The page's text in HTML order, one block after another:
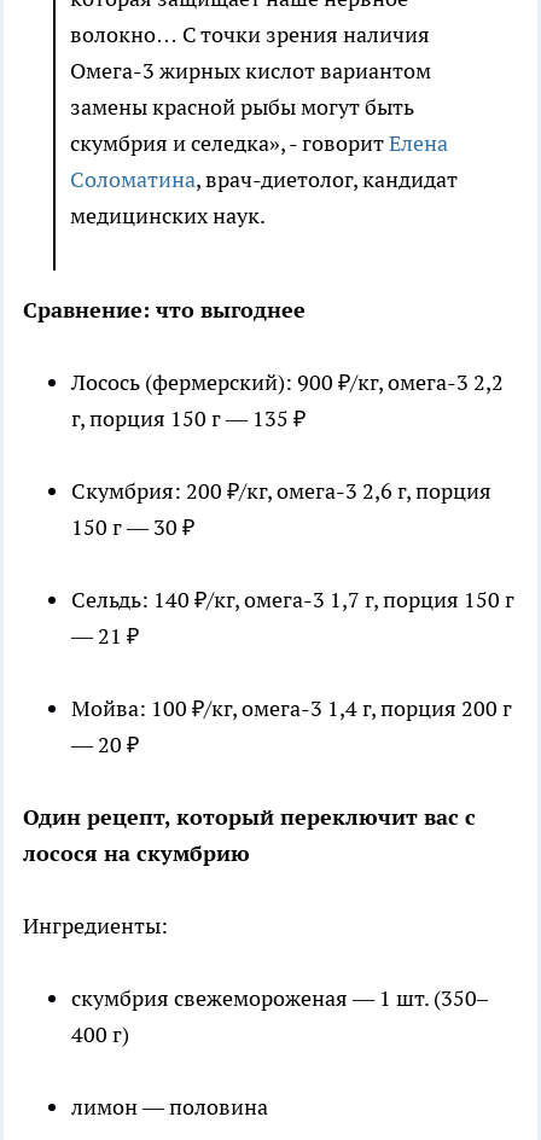
волокно… С точки зрения наличия
Омега-3 жирных кислот вариантом
замены красной рыбы могут быть
скумбрия и селедка», - говоритЕлена
Соломатина, врач-диетолог, кандидат
медицинских наук.
Сравнение: что выгоднее
Лосось (фермерский): 900 ₽/кг, омега-3 2,2
г, порция 150 г — 135 ₽
Скумбрия: 200 ₽/кг, омега-3 2,6 г, порция
150 г — 30 ₽
Сельдь: 140 ₽/кг, омега-3 1,7 г, порция 150 г
— 21 ₽
Мойва: 100 ₽/кг, омега-3 1,4 г, порция 200 г
— 20 ₽
Один рецепт, который переключит вас с
лосося на скумбрию
Ингредиенты:
скумбрия свежемороженая — 1 шт. (350–
400 г)
лимон — половина